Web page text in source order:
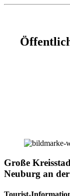
Große
Neuburg an
Tourist-